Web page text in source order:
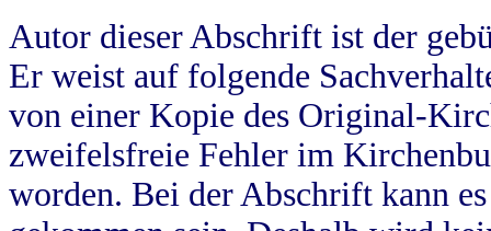
Autor dieser Abschrift ist der
Er weist auf folgende
von einer Kopie des Original-
zweifelsfreie Fehler im
worden. Bei der Abschrift kann